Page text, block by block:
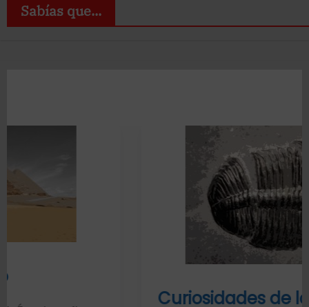
Sabías que...
Curiosidades de los fósiles